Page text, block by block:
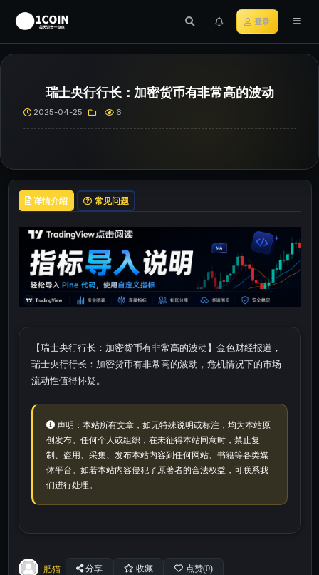
登录
瑞士央行行长：加密货币有非常高的波动
2025-04-25 6
详情介绍 常见问题
【瑞士央行行长：加密货币有非常高的波动】金色财经报道，
瑞士央行行长：加密货币有非常高的波动，危机情况下的市场
流动性值得怀疑。
声明：本站所有文章，如无特殊说明或标注，均为本站原
创发布。任何个人或组织，在未征得本站同意时，禁止复
制、盗用、采集、发布本站内容到任何网站、书籍等各类媒
体平台。如若本站内容侵犯了原著者的合法权益，可联系我
们进行处理。
肥猫 分享 收藏 点赞(0)